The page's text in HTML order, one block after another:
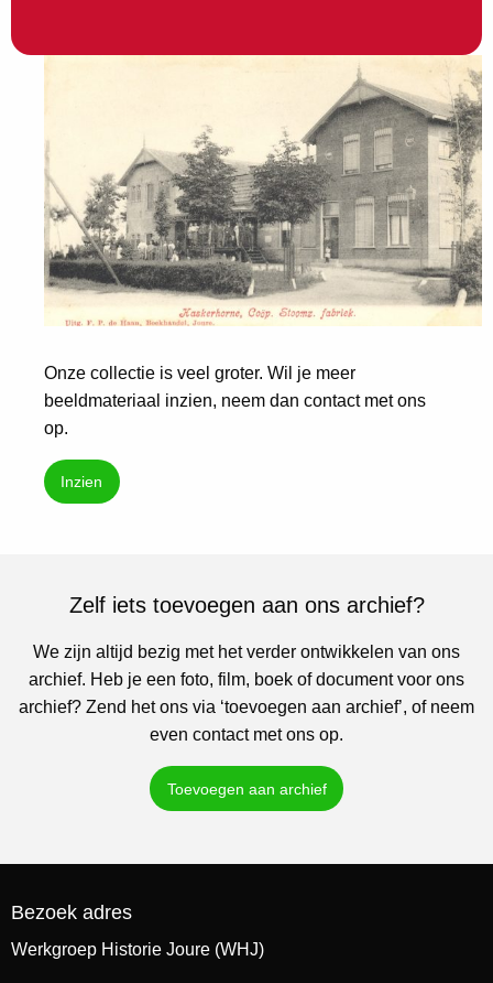
Onze collectie is veel groter. Wil je meer
beeldmateriaal inzien, neem dan contact met ons
op.
Inzien
Zelf iets toevoegen aan ons archief?
We zijn altijd bezig met het verder ontwikkelen van ons
archief. Heb je een foto, film, boek of document voor ons
archief? Zend het ons via ‘toevoegen aan archief’, of neem
even contact met ons op.
Toevoegen aan archief
Bezoek adres
Werkgroep Historie Joure (WHJ)